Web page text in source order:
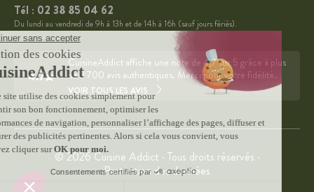
Tél : 02 38 85 04 62
Du lundi au vendredi de 9h à 13h et de 14h à 16h (sauf jours fériés).
4.7
CuisineAddict affiche une note de 4,7 sur 5 grâce à plus
de 3 700 avis authentiques. Merci pour votre fidélité.
VOIR TOUS LES AVIS
© 2026 Cuisine Addict · Tous droits réservés ·
Protection des données